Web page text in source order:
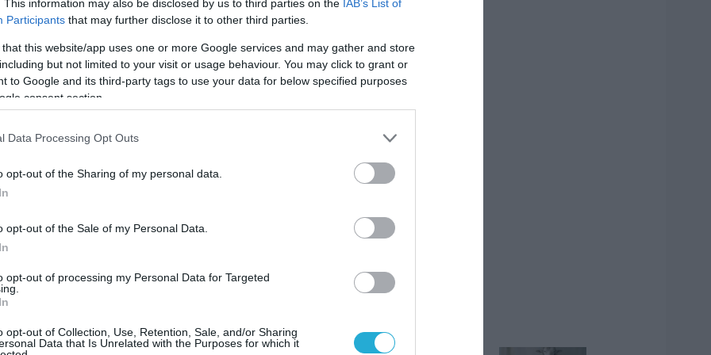
This information may also be disclosed by us to third parties on the IAB’s List of
Participants that may further disclose it to other third parties.
that this website/app uses one or more Google services and may gather and store
but not limited to your visit or usage behaviour. You may click to grant or
to Google and its third-party tags to use your data for below specified purposes
consent section.
Data Processing Opt Outs
opt-out of the Sharing of my personal data.
opt-out of the Sale of my Personal Data.
opt-out of processing my Personal Data for Targeted
opt-out of Collection, Use, Retention, Sale, and/or Sharing
Data that Is Unrelated with the Purposes for which it
πολύ κινητικός, δεν στέκεται στιγμή. Όταν
φωτιά! Άλλωστε, έτσι θα καταλάβεις ότι είναι
Κριός! Αρχίζει να προσέχει περισσότερο το
ΡΟΗ ΕΙΔΗΣΕΩΝ